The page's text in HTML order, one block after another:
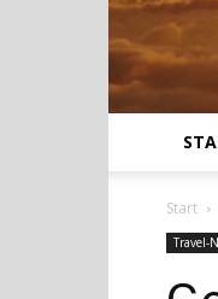
Start
Travel-